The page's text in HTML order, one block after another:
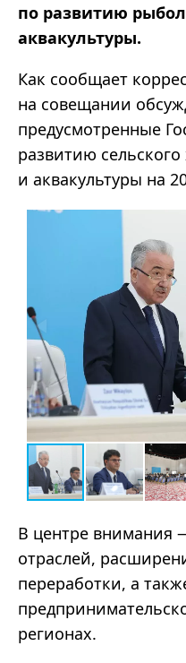
по развитию
аквакультуры.
Как сообщает
на совещании
предусмотренные
развитию
и аквакультуры на
В центре внимания
отраслей,
переработки, а
регионах.